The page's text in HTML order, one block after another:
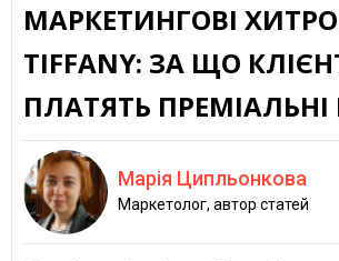
МАРКЕТИНГОВІ
TIFFANY: ЗА ЩО
ПЛАТЯТЬ ПРЕМІАЛЬНІ
Марія Ципльонкова
Маркетолог, автор статей